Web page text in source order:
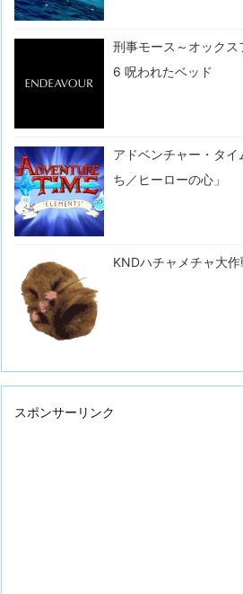
刑事モース～オックス
6 呪われたベッド
アドベンチャー・タ
ち／ヒーローの心」
KNDハチャメチャ大
スポンサーリンク